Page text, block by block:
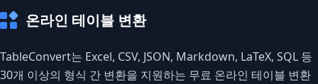
온라인 테이블 변환
TableConvert는 Excel, CSV, JSON, Markdown, LaTeX, SQL 등
30개 이상의 형식 간 변환을 지원하는 무료 온라인 테이블 변환